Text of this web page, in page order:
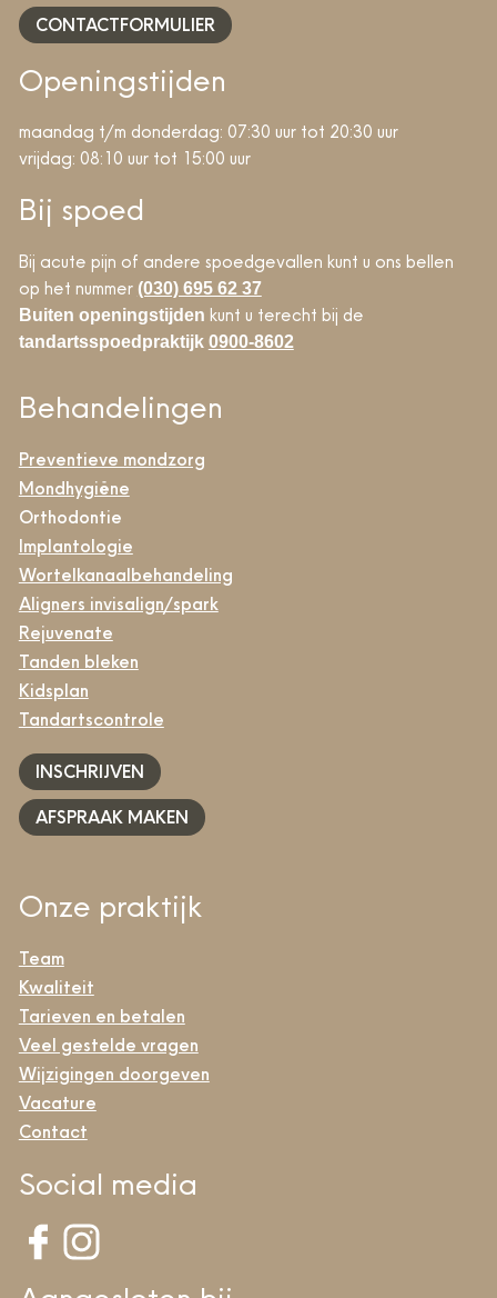
CONTACTFORMULIER
Openingstijden
maandag t/m donderdag: 07:30 uur tot 20:30 uur
vrijdag: 08:10 uur tot 15:00 uur
Bij spoed
Bij acute pijn of andere spoedgevallen kunt u ons bellen
op het nummer (030) 695 62 37
Buiten openingstijden kunt u terecht bij de
tandartsspoedpraktijk 0900-8602
Behandelingen
Preventieve mondzorg
Mondhygiëne
Orthodontie
Implantologie
Wortelkanaalbehandeling
Aligners invisalign/spark
Rejuvenate
Tanden bleken
Kidsplan
Tandartscontrole
INSCHRIJVEN
AFSPRAAK MAKEN
Onze praktijk
Team
Kwaliteit
Tarieven en betalen
Veel gestelde vragen
Wijzigingen doorgeven
Vacature
Contact
Social media